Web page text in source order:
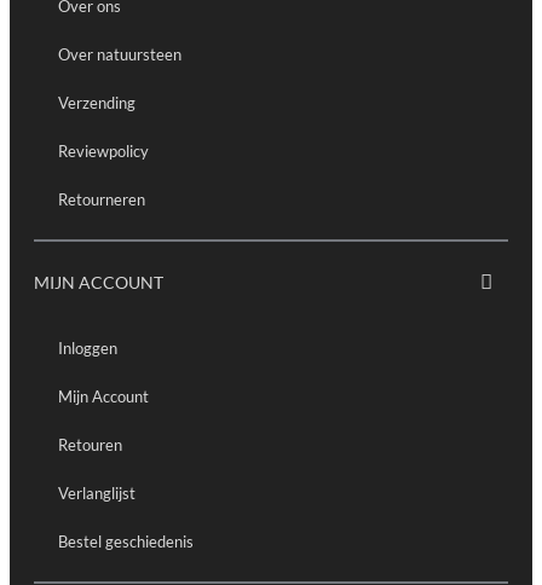
Over ons
Over natuursteen
Verzending
Reviewpolicy
Retourneren
MIJN ACCOUNT
Inloggen
Mijn Account
Retouren
Verlanglijst
Bestel geschiedenis